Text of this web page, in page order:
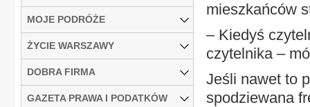
mieszkańców
– Kiedyś
czytelnika –
Jeśli nawet to
spodziewana
MOJE PODRÓŻE
ŻYCIE WARSZAWY
DOBRA FIRMA
GAZETA PRAWA I PODATKÓW